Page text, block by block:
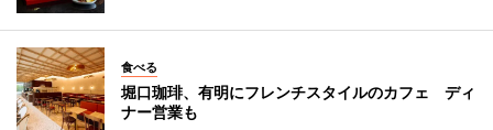
食べる
堀口珈琲、有明にフレンチスタイルのカフェ ディ
ナー営業も